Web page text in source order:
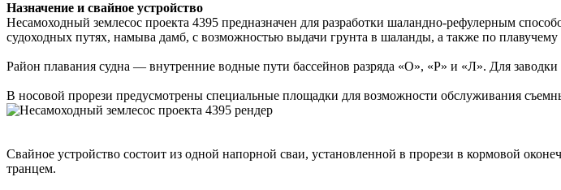
Назначение и свайное устройство
Несамоходный землесос проекта 4395 предназначен для разработки шаландно-рефулерным
судоходных путях, намыва дамб, с возможностью выдачи грунта в шаланды, а также по
Район плавания судна — внутренние водные пути бассейнов разряда «О», «Р» и «Л». Для заводки
В носовой прорези предусмотрены специальные площадки для возможности обслуживания
Свайное устройство состоит из одной напорной сваи, установленной в прорези в кормовой
транцем.